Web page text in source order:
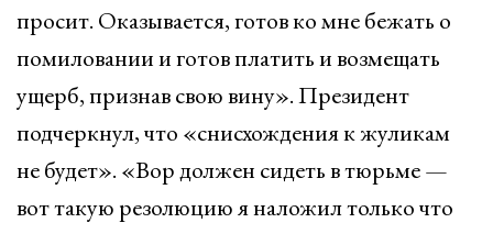
просит. Оказывается, готов ко мне бежать о
помиловании и готов платить и возмещать
ущерб, признав свою вину». Президент
подчеркнул, что «снисхождения к жуликам
не будет». «Вор должен сидеть в тюрьме —
вот такую резолюцию я наложил только что